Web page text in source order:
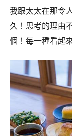
我跟太太在那令
久！思考的理由
個！每一種看起